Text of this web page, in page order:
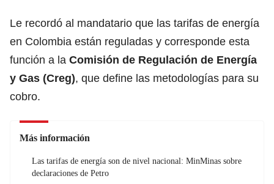
Le recordó al mandatario que las tarifas de energía
en Colombia están reguladas y corresponde esta
función a la Comisión de Regulación de Energía
y Gas (Creg), que define las metodologías para su
cobro.
Más información
Las tarifas de energía son de nivel nacional: MinMinas sobre
declaraciones de Petro